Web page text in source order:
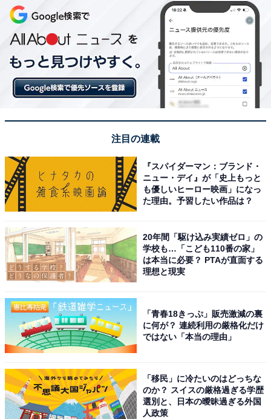
この記事の筆者：くま なかこ プロフィール
編集プロダクション出身のフリーランスエディター。編
集・執筆・校閲・SNS運用担当として月間120本以上の
コンテンツ制作に携わっています。得意なジャンルはラ
イフスタイル・金融・育児・エンタメ関連。
次ページ
令和タレント「テレビドラマ出演本数」ランキ
ング！ 1位は274本出演の「山田裕貴」、では続
く2位は？
注目の連載
『スパイダーマン：ブランド・
ニュー・デイ』が「史上もっと
も優しいヒーロー映画」になっ
た理由。予習したい作品は？
20年間「駆け込み実績ゼロ」の
学校も…「こども110番の家」
は本当に必要？ PTAが直面する
理想と現実
「青春18きっぷ」販売激減の裏
に何が？ 連続利用の厳格化だけ
ではない「本当の理由」
「移民」に冷たいのはどっちな
のか？ スイスの厳格過ぎる学歴
選別と、日本の曖昧過ぎる外国
人政策